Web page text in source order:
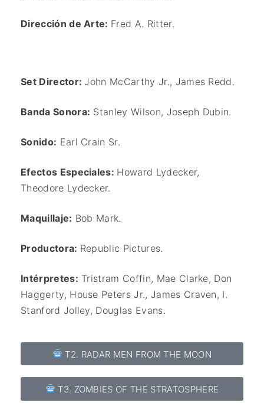
Dirección de Arte: Fred A. Ritter.
Set Director: John McCarthy Jr., James Redd.
Banda Sonora: Stanley Wilson, Joseph Dubin.
Sonido: Earl Crain Sr.
Efectos Especiales: Howard Lydecker,
Theodore Lydecker.
Maquillaje: Bob Mark.
Productora: Republic Pictures.
Intérpretes: Tristram Coffin, Mae Clarke, Don
Haggerty, House Peters Jr., James Craven, I.
Stanford Jolley, Douglas Evans.
T2. RADAR MEN FROM THE MOON
T3. ZOMBIES OF THE STRATOSPHERE